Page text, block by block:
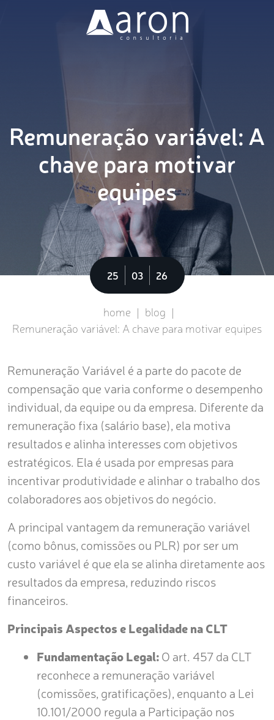
Nossa Missão
Clientes
Blog
Contato
Sobre
Remuneração variável: A
chave para motivar
equipes
25 03 26
home | blog |
Remuneração variável: A chave para motivar equipes
Remuneração Variável é a parte do pacote de
compensação que varia conforme o desempenho
individual, da equipe ou da empresa. Diferente da
remuneração fixa (salário base), ela motiva
resultados e alinha interesses com objetivos
estratégicos. Ela é usada por empresas para
incentivar produtividade e alinhar o trabalho dos
colaboradores aos objetivos do negócio.
A principal vantagem da remuneração variável
(como bônus, comissões ou PLR) por ser um
custo variável é que ela se alinha diretamente aos
resultados da empresa, reduzindo riscos
financeiros.
Principais Aspectos e Legalidade na CLT
Fundamentação Legal:O art. 457 da CLT
reconhece a remuneração variável
(comissões, gratificações), enquanto a Lei
10.101/2000 regula a Participação nos